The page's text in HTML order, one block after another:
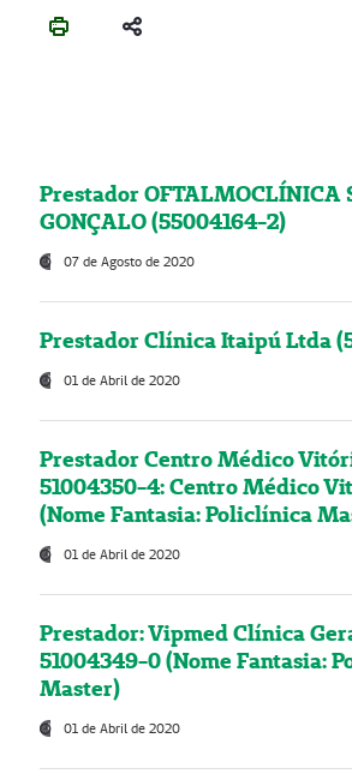
Prestador OFTALMOCLÍNICA
GONÇALO (55004164-2)
07 de Agosto de 2020
Prestador Clínica Itaipú Ltda
01 de Abril de 2020
Prestador Centro Médico
51004350-4: Centro Médico
(Nome Fantasia: Policlínica
01 de Abril de 2020
Prestador: Vipmed Clínica
51004349-0 (Nome Fantasia:
Master)
01 de Abril de 2020